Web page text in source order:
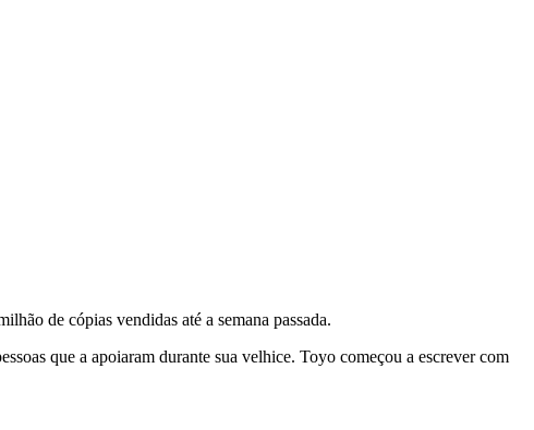
de cópias vendidas até a semana passada.
que a apoiaram durante sua velhice. Toyo começou a escrever com